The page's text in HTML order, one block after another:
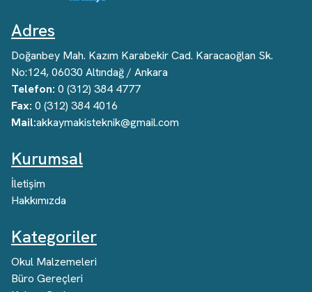
Adres
Doğanbey Mah. Kazım Karabekir Cad. Karacaoğlan Sk.
No:124, 06030 Altındağ / Ankara
Telefon: 0 (312) 384 4777
Fax: 0 (312) 384 4016
Mail:akkaymakisteknik@gmail.com
Kurumsal
İletişim
Hakkımızda
Kategoriler
Okul Malzemeleri
Büro Gereçleri